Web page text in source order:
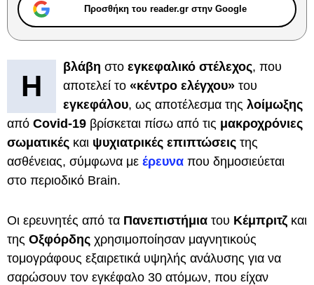
Προσθήκη του reader.gr στην Google
Η
βλάβη στο εγκεφαλικό στέλεχος, που
αποτελεί το «κέντρο ελέγχου» του
εγκεφάλου, ως αποτέλεσμα της λοίμωξης
από Covid-19 βρίσκεται πίσω από τις μακροχρόνιες
σωματικές και ψυχιατρικές επιπτώσεις της
ασθένειας, σύμφωνα με έρευνα που δημοσιεύεται
στο περιοδικό Brain.
Οι ερευνητές από τα Πανεπιστήμια του Κέμπριτζ και
της Οξφόρδης χρησιμοποίησαν μαγνητικούς
τομογράφους εξαιρετικά υψηλής ανάλυσης για να
σαρώσουν τον εγκέφαλο 30 ατόμων, που είχαν